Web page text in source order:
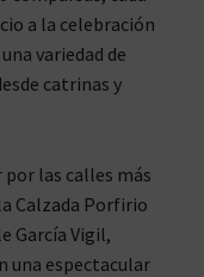
a la celebración
variedad de
catrinas y
las calles más
Calzada Porfirio
García Vigil,
una espectacular